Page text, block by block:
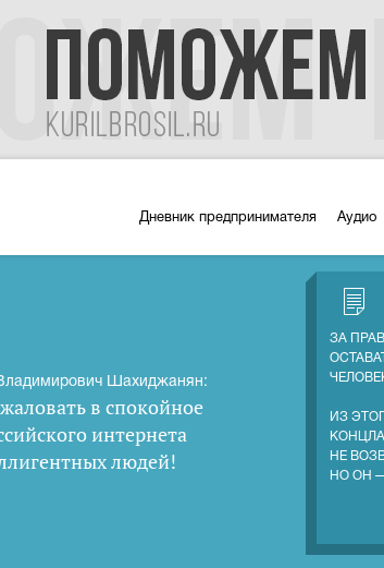
Дневник предпринимателя Аудио
Шахиджанян:
в спокойное
интернета
людей!
ЗА
ИЗ
НЕ
НО ОН